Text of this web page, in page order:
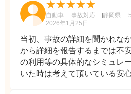
自動車 事故対応 静岡県
2026年1月25日
当初、事故の詳細を聞かれな
から詳細を報告するまでは不
の利用等の具体的なシミュレ
いた時は考えて頂いている安